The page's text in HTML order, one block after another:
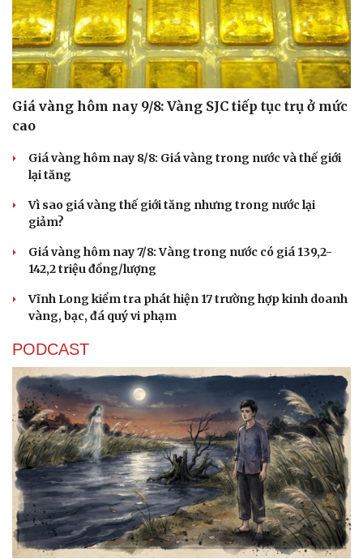
Giá vàng hôm nay 9/8: Vàng SJC tiếp tục trụ ở mức
cao
Giá vàng hôm nay 8/8: Giá vàng trong nước và thế giới
lại tăng
Vì sao giá vàng thế giới tăng nhưng trong nước lại
giảm?
Giá vàng hôm nay 7/8: Vàng trong nước có giá 139,2-
142,2 triệu đồng/lượng
Vĩnh Long kiểm tra phát hiện 17 trường hợp kinh doanh
vàng, bạc, đá quý vi phạm
PODCAST